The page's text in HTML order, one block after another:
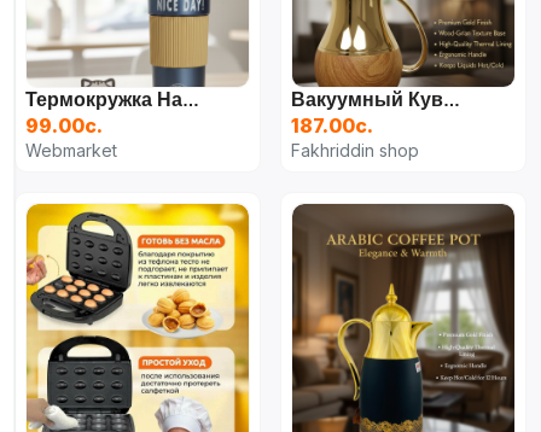
Термокружка Have A Nice Day, 500 Мл, Чёрный
99.00с.
Webmarket
Вакуумный Кувшин-Фляга LS-059
187.00с.
Fakhriddin shop